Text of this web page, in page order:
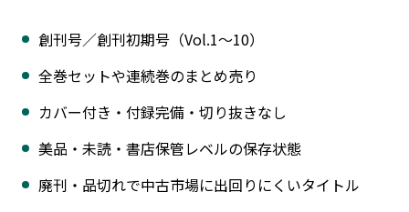
創刊号／創刊初期号（Vol.1〜10）
全巻セットや連続巻のまとめ売り
カバー付き・付録完備・切り抜きなし
美品・未読・書店保管レベルの保存状態
廃刊・品切れで中古市場に出回りにくいタイトル